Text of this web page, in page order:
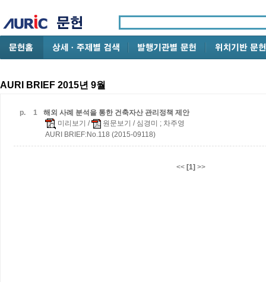
AURI BRIEF 2015년 9월
p. 1
해외 사례 분석을 통한 건축자산 관리정책 제안
미리보기 / 원문보기 / 심경미 ; 차주영
AURI BRIEF:No.118 (2015-09118)
<< [1] >>